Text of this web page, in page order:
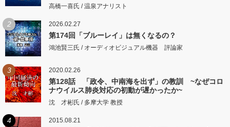
高橋一喜氏 / 温泉アナリスト
2 2026.02.27
第174回「ブルーレイ」は無くなるの？
鴻池賢三氏 / オーディオビジュアル機器 評論家
3 2020.02.26
第128話 「政令、中南海を出ず」の教訓 ~なぜコロ
ナウイルス肺炎対応の初動が遅かったか~
沈 才彬氏 / 多摩大学 教授
4 2015.08.21